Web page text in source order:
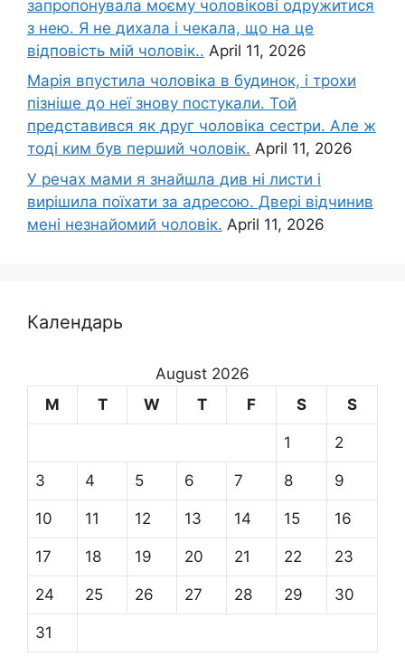
запропонувала моєму чоловікові одружитися
з нею. Я не дихала і чекала, що на це
відповість мій чоловік.. April 11, 2026
Марія впустила чоловіка в будинок, і трохи
пізніше до неї знову постукали. Той
представився як друг чоловіка сестри. Але ж
тоді ким був перший чоловік. April 11, 2026
У речах мами я знайшла див ні листи і
вирішила поїхати за адресою. Двері відчинив
мені незнайомий чоловік. April 11, 2026
Календарь
August 2026
M
T W T F S S
1 2
3 4 5 6 7 8 9
10 11 12 13 14 15 16
17 18 19 20 21 22 23
24 25 26 27 28 29 30
31